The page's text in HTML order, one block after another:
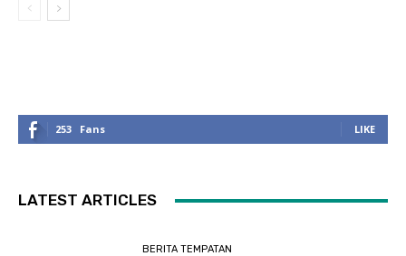
253 Fans LIKE
LATEST ARTICLES
BERITA TEMPATAN